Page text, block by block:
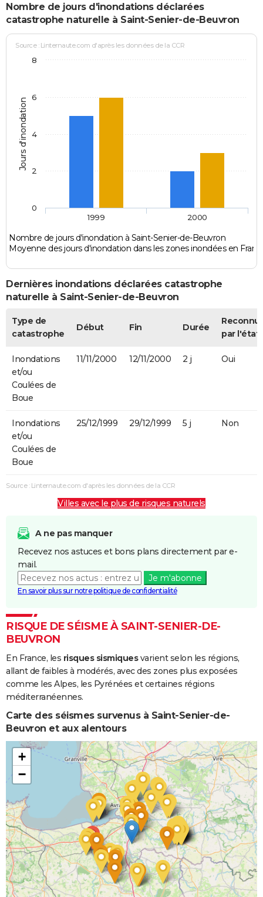
Nombre de jours d'inondations déclarées
catastrophe naturelle à Saint-Senier-de-Beuvron
Jours d'inondation
Source : Linternaute.com d'après les données de la CCR
Nombre de jours d'inondation à Saint-Senier-de-Beuvron
Moyenne des jours d'inondation dans les zones inondées en
1999 2000
0
2
4
6
8
Dernières inondations déclarées catastrophe
naturelle à Saint-Senier-de-Beuvron
Type de
catastrophe
Début Fin Durée
par l'état
Inondations
et/ou
Coulées de
Boue
11/11/2000 12/11/2000 2 j Oui
Inondations
et/ou
Coulées de
Boue
25/12/1999 29/12/1999 5 j Non
Source : Linternaute.com d'après les données de la CCR
Villes avec le plus de risques naturels
A ne pas manquer
Recevez nos astuces et bons plans directement par e-
mail.
Je m'abonne
En savoir plus sur notre politique de confidentialité
RISQUE DE SÉISME À SAINT-SENIER-DE-
BEUVRON
En France, les risques sismiquesvarient selon les régions,
allant de faibles à modérés, avec des zones plus exposées
comme les Alpes, les Pyrénées et certaines régions
méditerranéennes.
Carte des séismes survenus à Saint-Senier-de-
Beuvron et aux alentours
+
−